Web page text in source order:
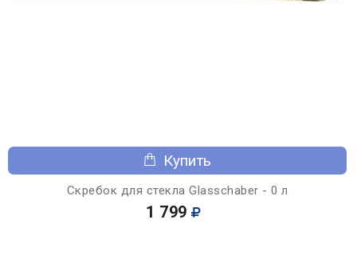
Купить
Скребок для стекла Glasschaber - 0 л
1 799